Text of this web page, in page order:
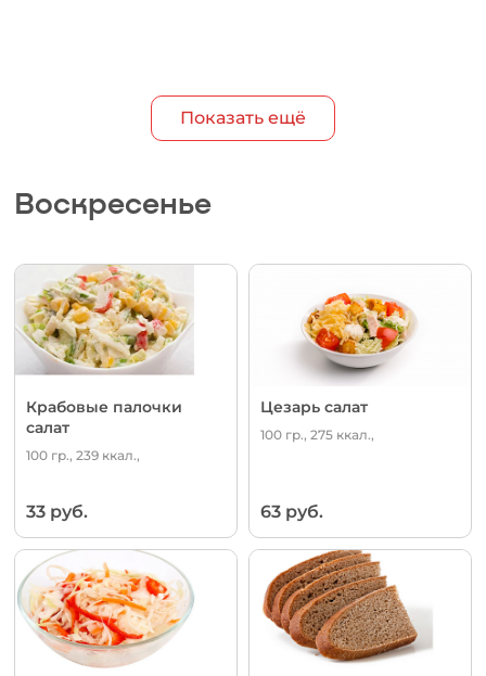
Показать ещё
Воскресенье
Крабовые палочки
салат
100 гр., 239 ккал.,
33 руб.
Цезарь салат
100 гр., 275 ккал.,
63 руб.